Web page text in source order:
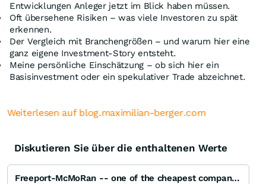
Entwicklungen Anleger jetzt im Blick haben müssen.
Oft übersehene Risiken – was viele Investoren zu spät
erkennen.
Der Vergleich mit Branchengrößen – und warum hier eine
ganz eigene Investment-Story entsteht.
Meine persönliche Einschätzung – ob sich hier ein
Basisinvestment oder ein spekulativer Trade abzeichnet.
Weiterlesen auf blog.maximilian-berger.com
Diskutieren Sie über die enthaltenen Werte
Freeport-McMoRan -- one of the cheapest companies in North America